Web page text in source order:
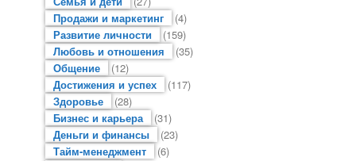
Продажи и маркетинг
(4)
Развитие личности
(159)
Любовь и отношения
(35)
Общение
(12)
Достижения и успех
(117)
Здоровье
(28)
Бизнес и карьера
(31)
Деньги и финансы
(23)
Тайм-менеджмент
(6)